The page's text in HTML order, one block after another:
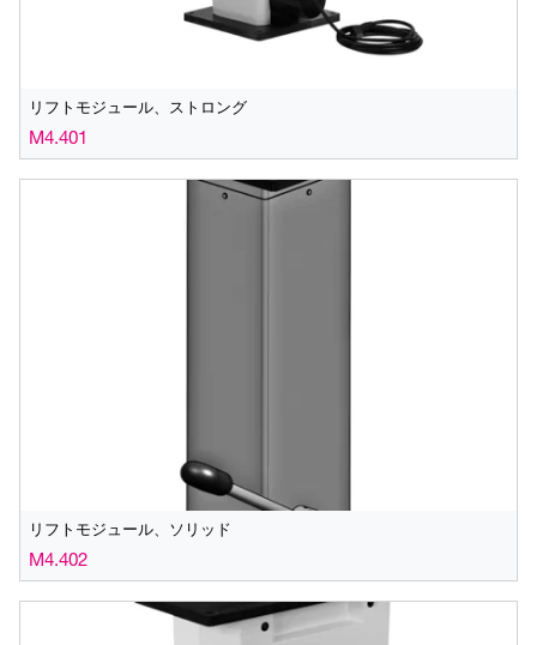
リフトモジュール、ストロング
M4.401
リフトモジュール、ソリッド
M4.402